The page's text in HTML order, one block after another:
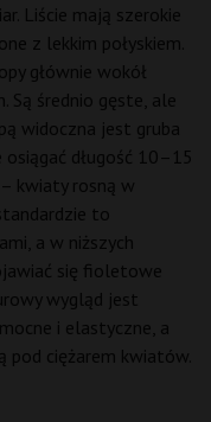
Liście mają szerokie
z lekkim połyskiem.
głównie wokół
Są średnio gęste, ale
widoczna jest gruba
długość 10–15
kwiaty rosną w
to
a w niższych
się fioletowe
wygląd jest
i elastyczne, a
pod ciężarem kwiatów.